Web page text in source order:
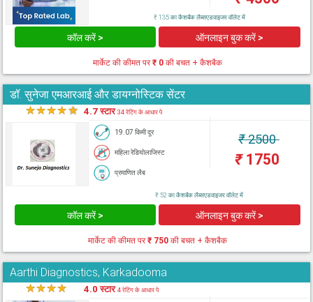
₹ 135 का कैशबैक लैब्सएडवाइजर वॉलेट में
कॉल करें > ऑनलाइन बुक करें >
मार्केट की कीमत पर₹ 0की बचत + कैशबैक
डॉ. सुनेजा एमआरआई और डायग्नोस्टिक सेंटर
★★★★★ 4.7 स्टार34 रेटिंग के आधार पे
19.07 किमी दूर
महिला रेडियोलाजिस्ट
प्रमाणित लैब
₹2500
₹1750
₹ 52 का कैशबैक लैब्सएडवाइजर वॉलेट में
कॉल करें > ऑनलाइन बुक करें >
मार्केट की कीमत पर₹ 750की बचत + कैशबैक
Aarthi Diagnostics, Karkadooma
★★★★ 4.0 स्टार4 रेटिंग के आधार पे